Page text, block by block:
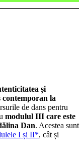
și
la
de dans pentru
modulul III care este
Dan. Acestea sunt
I și II*, cât și